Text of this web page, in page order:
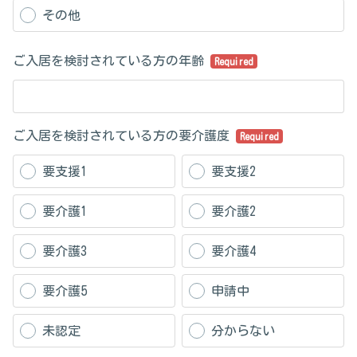
その他
ご入居を検討されている方の年齢 Required
ご入居を検討されている方の要介護度 Required
要支援1 要支援2
要介護1 要介護2
要介護3 要介護4
要介護5 申請中
未認定 分からない